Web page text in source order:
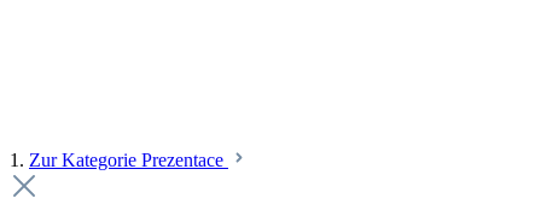
1. Zur Kategorie Prezentace